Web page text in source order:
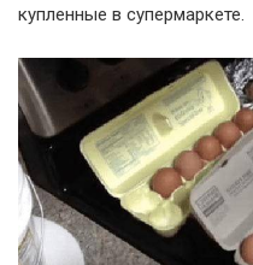
купленные в супермаркете.